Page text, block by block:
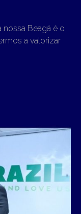
nossa Beagá é o
a valorizar